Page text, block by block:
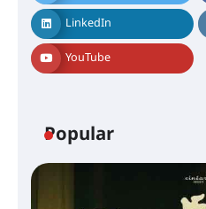
LinkedIn
YouTube
Popular
സെന്റ്